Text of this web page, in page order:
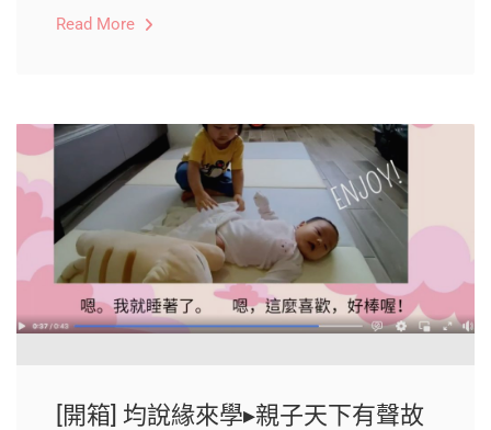
Read More
[開箱] 均說緣來學▸親子天下有聲故